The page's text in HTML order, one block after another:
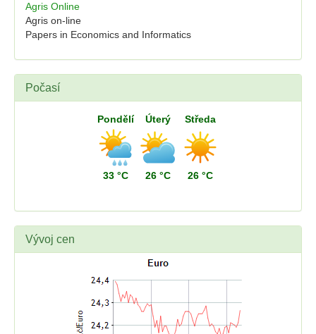
Agris Online
Agris on-line
Papers in Economics and Informatics
Počasí
Pondělí
33 °C
Úterý
26 °C
Středa
26 °C
Vývoj cen